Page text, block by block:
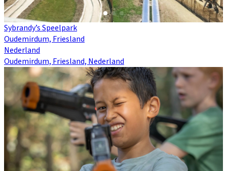
Sybrandy’s Speelpark
Oudemirdum, Friesland
Nederland
Oudemirdum, Friesland, Nederland